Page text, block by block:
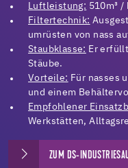
Luftleistung: 510m³ /
Filtertechnik:
umrüsten von nass
Staubklasse: Er
Stäube.
Vorteile: Für nasses
und einem
Empfohlener
Werkstätten,
ZUM DS-